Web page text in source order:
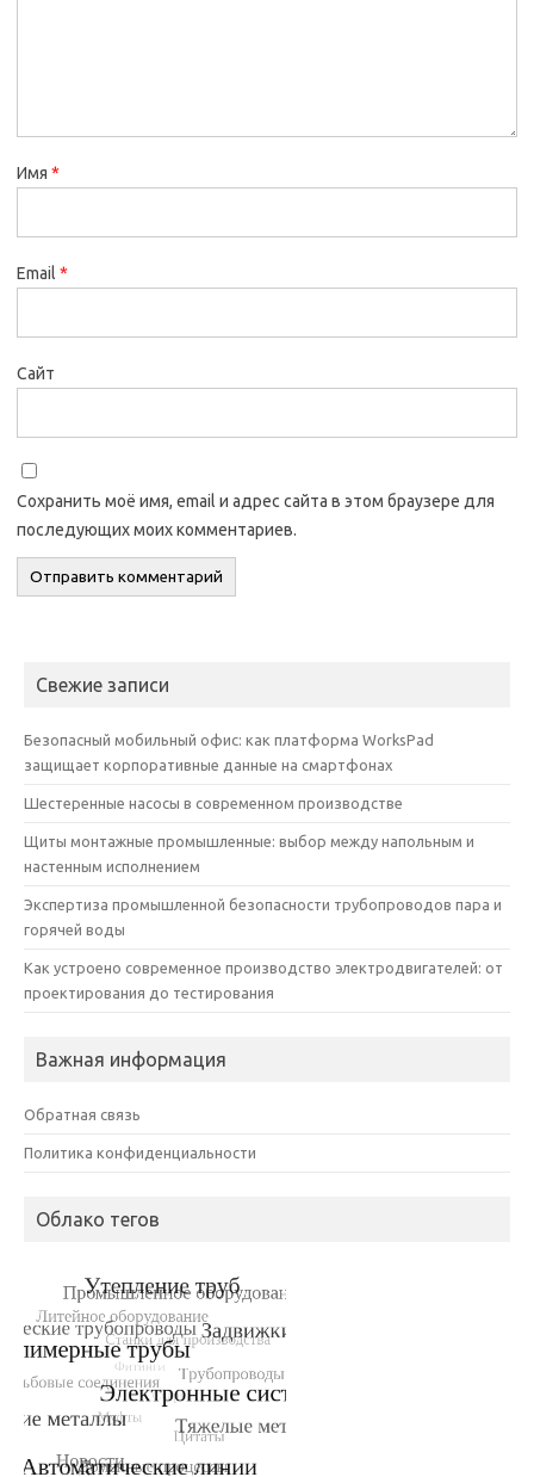
Имя *
Email *
Сайт
Сохранить моё имя, email и адрес сайта в этом браузере для
последующих моих комментариев.
Свежие записи
Безопасный мобильный офис: как платформа WorksPad
защищает корпоративные данные на смартфонах
Шестеренные насосы в современном производстве
Щиты монтажные промышленные: выбор между напольным и
настенным исполнением
Экспертиза промышленной безопасности трубопроводов пара и
горячей воды
Как устроено современное производство электродвигателей: от
проектирования до тестирования
Важная информация
Обратная связь
Политика конфиденциальности
Облако тегов